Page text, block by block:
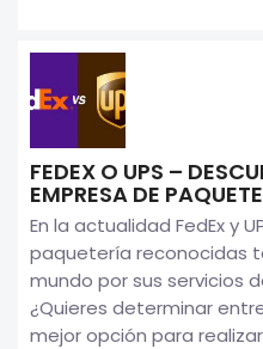
FEDEX O UPS –
EMPRESA DE
En la actualidad FedEx y
paquetería reconocidas
mundo por sus servicios
¿Quieres determinar entre
mejor opción para realizar